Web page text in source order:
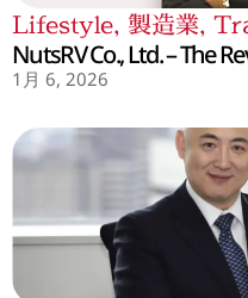
Lifestyle, 製造業,
NutsRV Co., Ltd. – The
1月 6, 2026